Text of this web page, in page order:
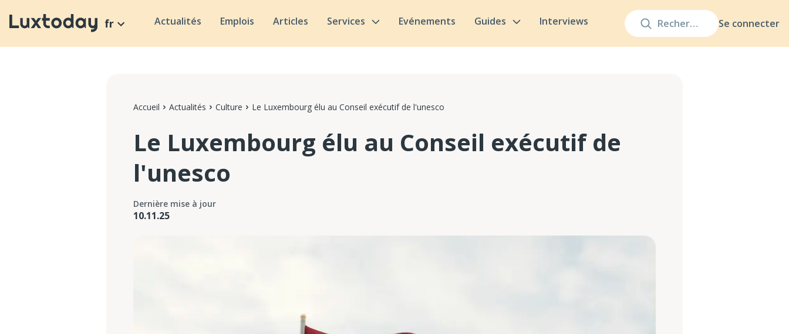
Se connecter
fr Actualités Emplois Articles Services Evénements Guides Interviews
Accueil Actualités Culture Le Luxembourg élu au Conseil exécutif de l'unesco
Le Luxembourg élu au Conseil exécutif de
l'unesco
Dernière mise à jour
10.11.25